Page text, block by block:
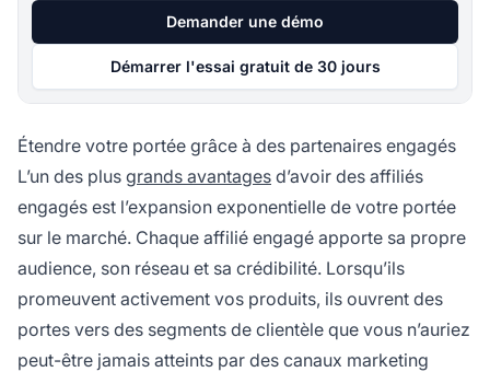
Demander une démo
Démarrer l'essai gratuit de 30 jours
Étendre votre portée grâce à des partenaires engagés
L’un des plus grands avantages d’avoir des affiliés
engagés est l’expansion exponentielle de votre portée
sur le marché. Chaque affilié engagé apporte sa propre
audience, son réseau et sa crédibilité. Lorsqu’ils
promeuvent activement vos produits, ils ouvrent des
portes vers des segments de clientèle que vous n’auriez
peut-être jamais atteints par des canaux marketing